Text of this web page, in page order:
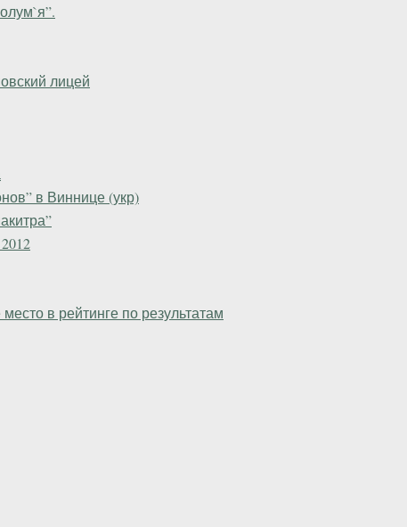
лицей
в Виннице (укр)
в рейтинге по результатам